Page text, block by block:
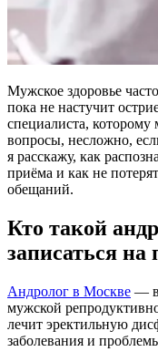
Мужское здоровье
пока не настучит
специалиста,
вопросы, несложно,
я расскажу, как
приёма и как не
обещаний.
Кто такой
записаться на
Андролог в Москве —
мужской
лечит эректильную
заболевания и